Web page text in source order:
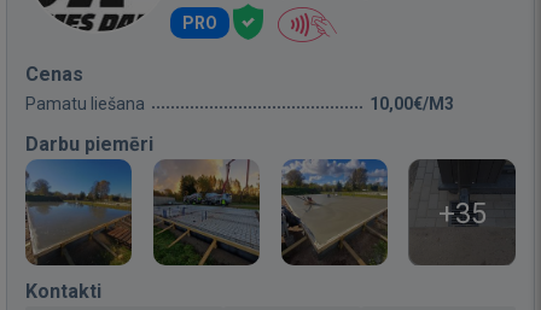
PRO
Cenas
Pamatu liešana 10,00€/M3
Darbu piemēri
+35
Kontakti